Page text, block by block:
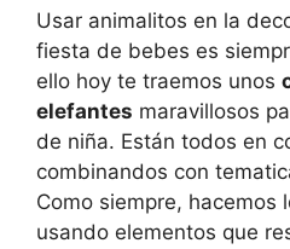
Usar animalitos en la
fiesta de bebes es
ello hoy te traemos unos
elefantes maravillosos
de niña. Están todos en
combinandos con
Como siempre, hacemos
usando elementos que